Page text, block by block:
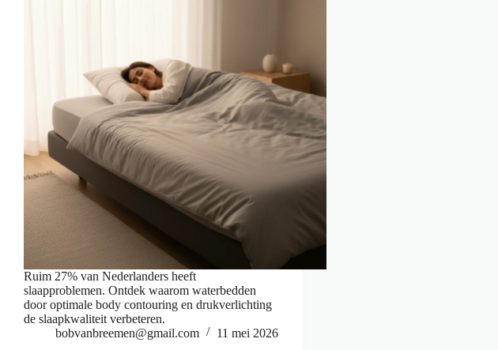
Ruim 27% van Nederlanders heeft
slaapproblemen. Ontdek waarom waterbedden
door optimale body contouring en drukverlichting
de slaapkwaliteit verbeteren.
bobvanbreemen@gmail.com
11 mei 2026